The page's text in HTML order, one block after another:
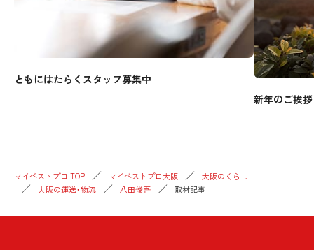
ともにはたらくスタッフ募集中
新年のご挨拶
マイベストプロ TOP マイベストプロ大阪
大阪のくらし
大阪の運送・物流
八田俊吾 取材記事